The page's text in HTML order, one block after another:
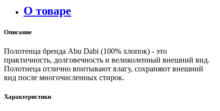
О товаре
Описание
Полотенца бренда Abu Dabi (100% хлопок) - это
практичность, долговечность и великолепный внешний вид.
Полотнеца отлично впитывают влагу, сохраняют внешний
вид после многочисленных стирок.
Характеристики